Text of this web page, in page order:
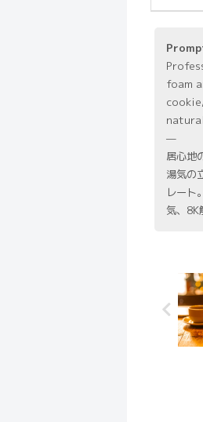
foam
—
居心地
湯気の
レート
気、8K